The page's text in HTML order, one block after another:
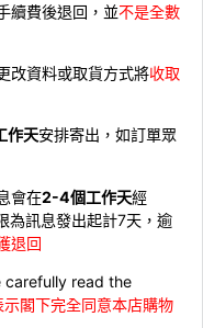
續費後退回，並不是全數
改資料或取貨方式將收取
作天安排寄出，如訂單眾
會在2-4個工作天經
為訊息發出起計7天，逾
退回
carefully read the
閣下完全同意本店購物